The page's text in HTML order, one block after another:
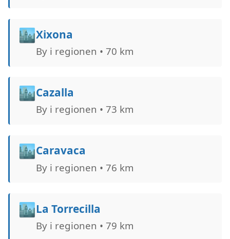
🏙️Xixona
By i regionen • 70 km
🏙️Cazalla
By i regionen • 73 km
🏙️Caravaca
By i regionen • 76 km
🏙️La Torrecilla
By i regionen • 79 km